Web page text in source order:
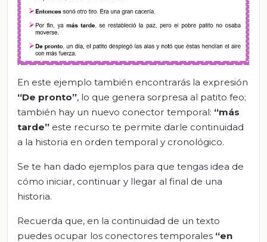
En este ejemplo también encontrarás la expresión
“De pronto”, lo que genera sorpresa al patito feo;
también hay un nuevo conector temporal: “más
tarde” este recurso te permite darle continuidad
a la historia en orden temporal y cronológico.
Se te han dado ejemplos para que tengas idea de
cómo iniciar, continuar y llegar al final de una
historia.
Recuerda que, en la continuidad de un texto
puedes ocupar los conectores temporales “en